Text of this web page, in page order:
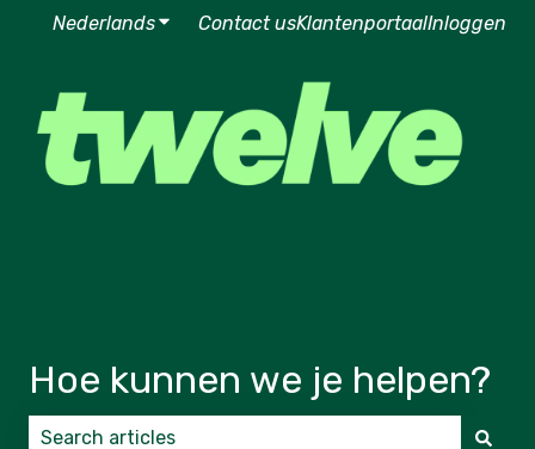
NederlandsSubmenu tonen voor vertalingen
Contact usKlantenportaalInloggen
Hoe kunnen we je helpen?